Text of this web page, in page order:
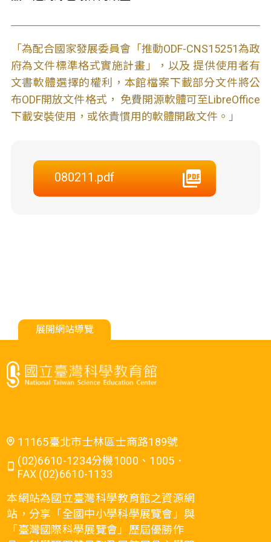
「為配合國家發展委員會「推動ODF-CNS15251為政
府為文件標準格式實施計畫」，以及 提供使用者有
文書軟體選擇的權利，本館檔案下載部分文件將公
布ODF開放文件格式， 免費開源軟體可至LibreOffice
下載安裝使用，或依貴慣用的軟體開啟文件。」
080211.pdf
展開網站導覽
11165臺北市士林區士商路189號
(02)6610-1234分機1000、1005．
FAX (02)6610-1133
本網站為國立臺灣科學教育館之資源網
站，分享「全國中小學科學展覽會」與
「臺灣國際科學展覽會」歷屆優勝作